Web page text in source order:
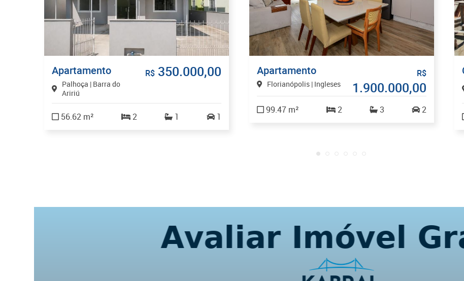
Apartamento
Palhoça | Barra do
Aririú
R$ 350.000,00
56.62 m² 2 1 1
Apartamento
Florianópolis | Ingleses
R$
1.900.000,00
99.47 m² 2 3 2